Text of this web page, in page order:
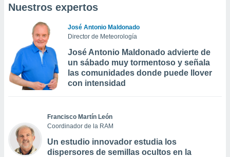
Nuestros expertos
José Antonio Maldonado
Director de Meteorología
José Antonio Maldonado advierte de
un sábado muy tormentoso y señala
las comunidades donde puede llover
con intensidad
Francisco Martín León
Coordinador de la RAM
Un estudio innovador estudia los
dispersores de semillas ocultos en la